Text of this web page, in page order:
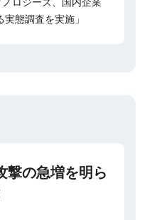
態調査を実施」
撃の急増を明ら